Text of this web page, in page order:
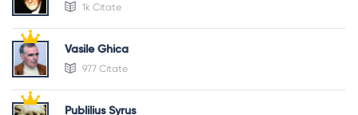
1k Citate
Vasile Ghica
977 Citate
Publilius Syrus